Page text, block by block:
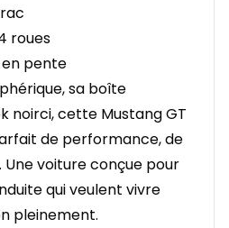
roues
pente
sa boîte
noirci, cette Mustang GT
de performance, de
voiture conçue pour
qui veulent vivre
pleinement.